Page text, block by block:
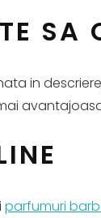
SA
in
parfumuri